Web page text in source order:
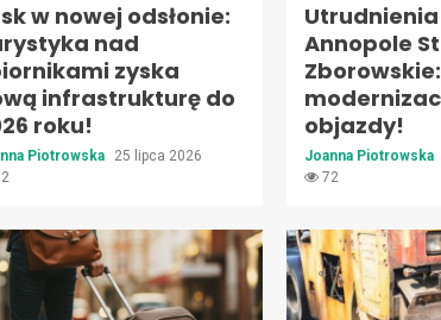
w nowej odsłonie:
nad
zyska
infrastrukturę do
roku!
Piotrowska
25 lipca 2026
Annopole
objazdy!
Joanna Piotrowska
72